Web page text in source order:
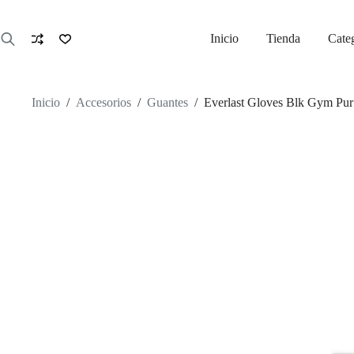
contenido
Inicio Tienda
Inicio / Accesorios / Guantes / Everlast Gloves Blk Gym